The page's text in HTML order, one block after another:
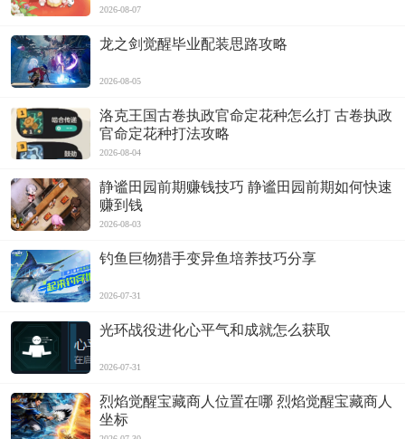
2026-08-07
龙之剑觉醒毕业配装思路攻略
2026-08-05
洛克王国古卷执政官命定花种怎么打 古卷执政
官命定花种打法攻略
2026-08-04
静谧田园前期赚钱技巧 静谧田园前期如何快速
赚到钱
2026-08-03
钓鱼巨物猎手变异鱼培养技巧分享
2026-07-31
光环战役进化心平气和成就怎么获取
2026-07-31
烈焰觉醒宝藏商人位置在哪 烈焰觉醒宝藏商人
坐标